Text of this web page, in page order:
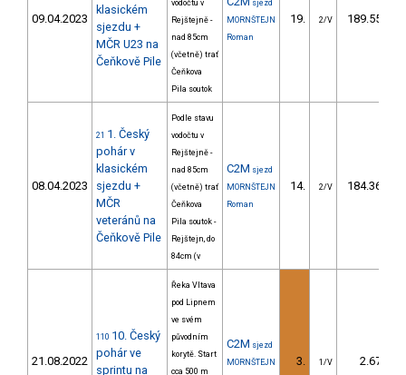
09.04.2023
klasickém
sjezdu +
MČR U23 na
Čeňkově Pile
vodočtu v
Rejštejně -
nad 85cm
(včetně) trať
Čeňkova
Pila soutok
sjezd
MORNŠTEJN
Roman
19. 2/V 189.55
08.04.2023
21 1. Český
pohár v
klasickém
sjezdu +
MČR
veteránů na
Čeňkově Pile
Podle stavu
vodočtu v
Rejštejně -
nad 85cm
(včetně) trať
Čeňkova
Pila soutok -
Rejštejn, do
84cm (v
C2M sjezd
MORNŠTEJN
Roman
14. 2/V 184.36
21.08.2022
110 10. Český
pohár ve
sprintu na
Řeka Vltava
pod Lipnem
ve svém
původním
korytě. Start
cca 500 m
C2M sjezd
MORNŠTEJN
3. 1/V 2.67